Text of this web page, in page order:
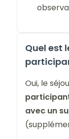
Quel est
Oui, le
avec un